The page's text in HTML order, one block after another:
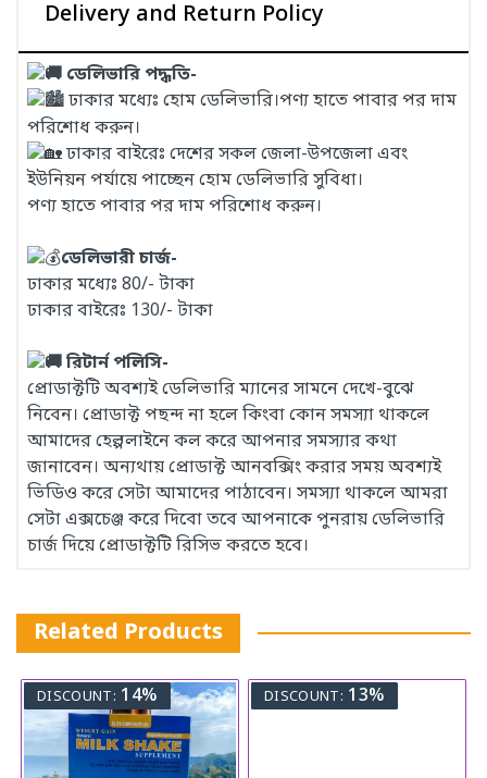
Delivery and Return Policy
ডেলিভারি পদ্ধতি-
ঢাকার মধ্যেঃ হোম ডেলিভারি।পণ্য হাতে পাবার পর দাম
পরিশোধ করুন।
ঢাকার বাইরেঃ দেশের সকল জেলা-উপজেলা এবং
ইউনিয়ন পর্যায়ে পাচ্ছেন হোম ডেলিভারি সুবিধা।
পণ্য হাতে পাবার পর দাম পরিশোধ করুন।
ডেলিভারী চার্জ-
ঢাকার মধ্যেঃ 80/- টাকা
ঢাকার বাইরেঃ 130/- টাকা
রিটার্ন পলিসি-
প্রোডাক্টটি অবশ্যই ডেলিভারি ম্যানের সামনে দেখে-বুঝে
নিবেন। প্রোডাক্ট পছন্দ না হলে কিংবা কোন সমস্যা থাকলে
আমাদের হেল্পলাইনে কল করে আপনার সমস্যার কথা
জানাবেন। অন্যথায় প্রোডাক্ট আনবক্সিং করার সময় অবশ্যই
ভিডিও করে সেটা আমাদের পাঠাবেন। সমস্যা থাকলে আমরা
সেটা এক্সচেঞ্জ করে দিবো তবে আপনাকে পুনরায় ডেলিভারি
চার্জ দিয়ে প্রোডাক্টটি রিসিভ করতে হবে।
Related Products
DISCOUNT: 14% DISCOUNT: 13%